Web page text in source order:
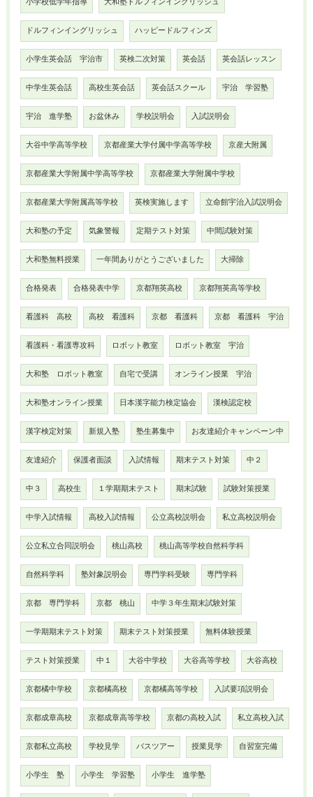
ドルフィンイングリッシュ ハッピードルフィンズ
小学生英会話 宇治市 英検二次対策 英会話 英会話レッスン
中学生英会話 高校生英会話 英会話スクール 宇治 学習塾
宇治 進学塾 お盆休み 学校説明会 入試説明会
大谷中学高等学校 京都産業大学付属中学高等学校 京産大附属
京都産業大学附属中学高等学校 京都産業大学附属中学校
京都産業大学附属高等学校 英検実施します 立命館宇治入試説明会
大和塾の予定 気象警報 定期テスト対策 中間試験対策
大和塾無料授業 一年間ありがとうございました 大掃除
合格発表 合格発表中学 京都翔英高校 京都翔英高等学校
看護科 高校 高校 看護科 京都 看護科 京都 看護科 宇治
看護科・看護専攻科 ロボット教室 ロボット教室 宇治
大和塾 ロボット教室 自宅で受講 オンライン授業 宇治
大和塾オンライン授業 日本漢字能力検定協会 漢検認定校
漢字検定対策 新規入塾 塾生募集中 お友達紹介キャンペーン中
友達紹介 保護者面談 入試情報 期末テスト対策 中２
中３ 高校生 １学期期末テスト 期末試験 試験対策授業
中学入試情報 高校入試情報 公立高校説明会 私立高校説明会
公立私立合同説明会 桃山高校 桃山高等学校自然科学科
自然科学科 塾対象説明会 専門学科受験 専門学科
京都 専門学科 京都 桃山 中学３年生期末試験対策
一学期期末テスト対策 期末テスト対策授業 無料体験授業
テスト対策授業 中１ 大谷中学校 大谷高等学校 大谷高校
京都橘中学校 京都橘高校 京都橘高等学校 入試要項説明会
京都成章高校 京都成章高等学校 京都の高校入試 私立高校入試
京都私立高校 学校見学 バスツアー 授業見学 自習室完備
小学生 塾 小学生 学習塾 小学生 進学塾